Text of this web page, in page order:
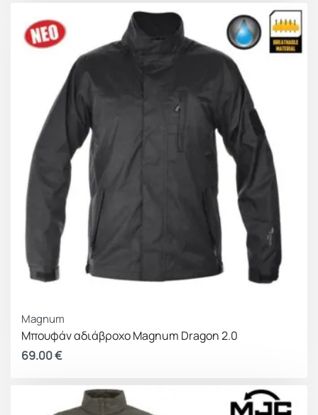
Magnum
Μπουφάν αδιάβροχο Magnum Dragon 2.0
69.00€